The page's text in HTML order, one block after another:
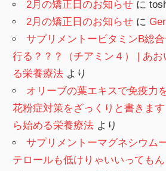
2月の矯正日のお知らせ に
2月の矯正日のお知らせ に
サプリメントービタミンB総
行る？？？（チアミン４） | あ
る栄養療法 より
オリーブの葉エキスで免疫力
花粉症対策をざっくりと書きま
ら始める栄養療法 より
サプリメントーマグネシウム
テロールも低けりゃいいっても